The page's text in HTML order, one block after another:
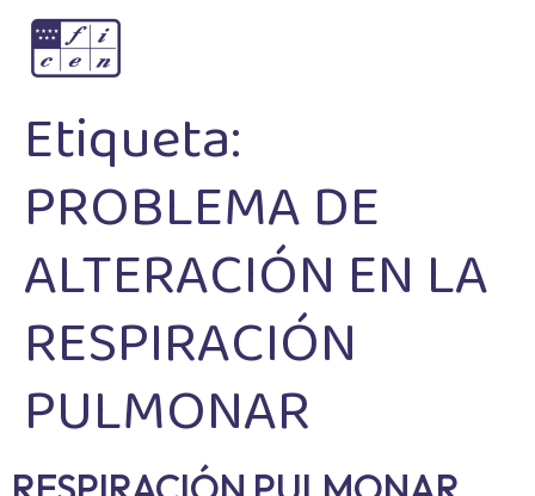
Etiqueta:
PROBLEMA DE
ALTERACIÓN EN LA
RESPIRACIÓN
PULMONAR